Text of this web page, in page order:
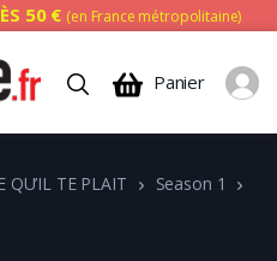
50 € (en France métropolitaine)
Panier
QU’IL TE PLAIT
Season 1